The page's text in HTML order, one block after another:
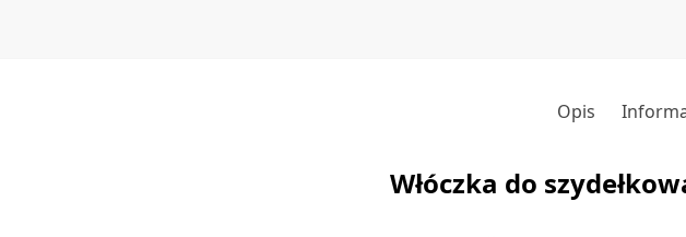
Opis
Włóczka do